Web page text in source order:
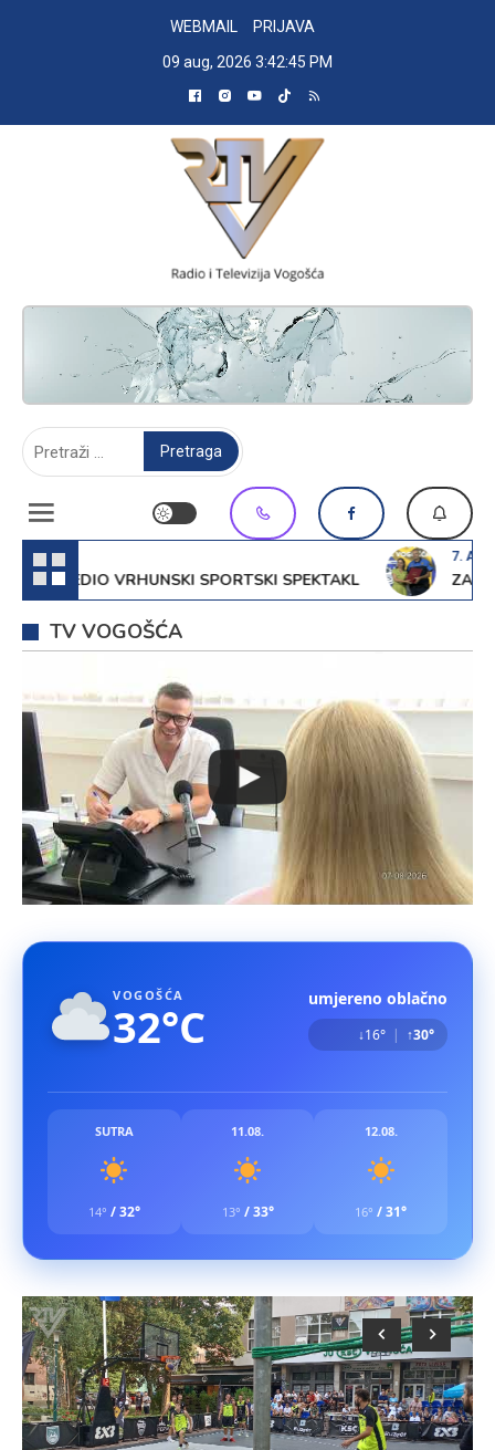
WEBMAIL
PRIJAVA
09 aug, 2026 3:42:47 PM
RADIO TELEVIZIJA VOGOŠĆA
VRHUNSKI SPORTSKI SPEKTAKL
7. Augusta
TV VOGOŠĆA
VOGOŠĆA
32°C umjereno oblačno
↓16° | ↑30°
SUTRA
14° /32°
11.08.
13° / 33°
12.08.
16° /31°